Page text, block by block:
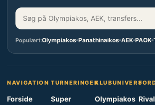
Populært:Olympiakos Panathinaikos AEK PAOK
NAVIGATION
Forside
TURNERINGER
Super
KLUBUNIVERS
Olympiakos